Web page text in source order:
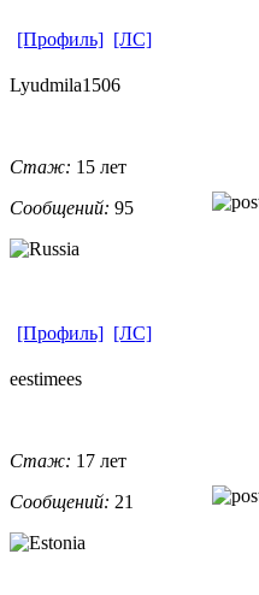
[Профиль] [ЛС]
Lyudmila1506
Стаж: 15 лет
Сообщений: 95
[Профиль] [ЛС]
eestimees
Стаж: 17 лет
Сообщений: 21